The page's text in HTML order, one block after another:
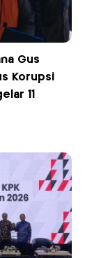
Gus
Korupsi
11